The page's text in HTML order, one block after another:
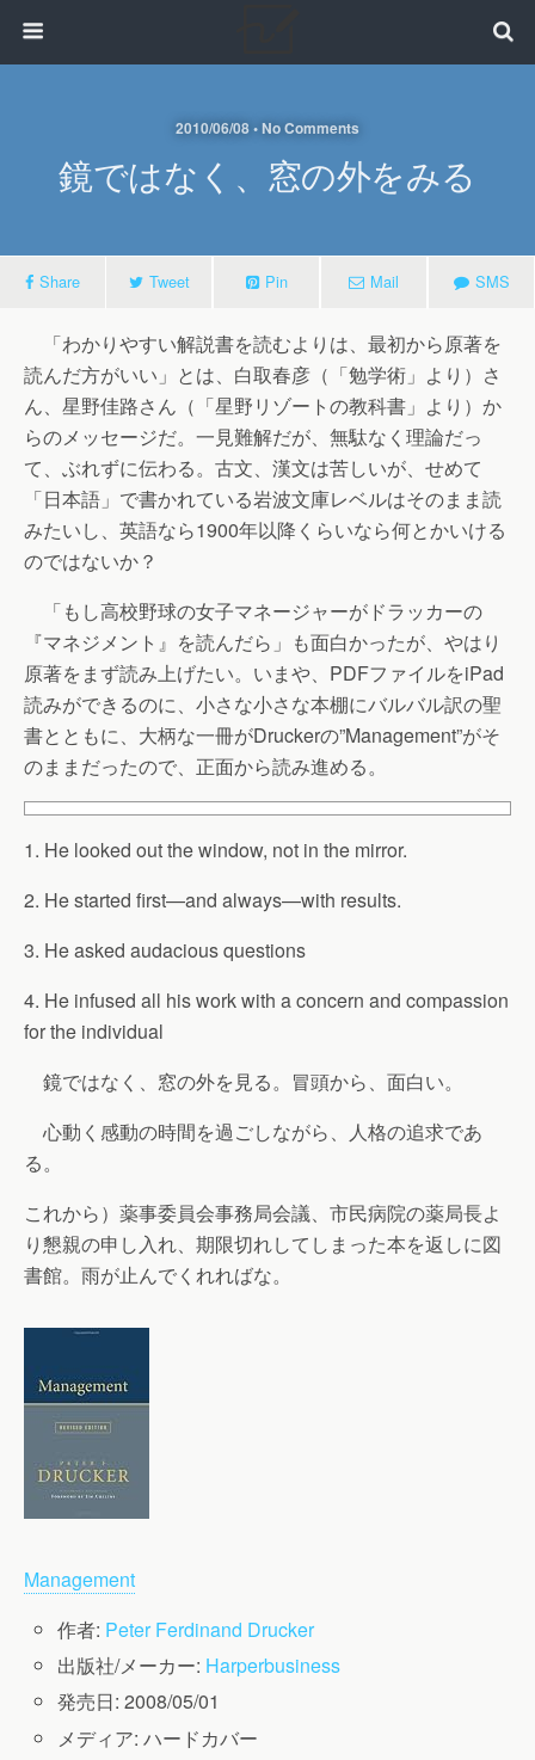
2010/06/08 • No Comments
鏡ではなく、窓の外をみる
Share Tweet Pin Mail SMS
「わかりやすい解説書を読むよりは、最初から原著を
読んだ方がいい」とは、白取春彦（「勉学術」より）さ
ん、星野佳路さん（「星野リゾートの教科書」より）か
らのメッセージだ。一見難解だが、無駄なく理論だっ
て、ぶれずに伝わる。古文、漢文は苦しいが、せめて
「日本語」で書かれている岩波文庫レベルはそのまま読
みたいし、英語なら1900年以降くらいなら何とかいける
のではないか？
「もし高校野球の女子マネージャーがドラッカーの
『マネジメント』を読んだら」も面白かったが、やはり
原著をまず読み上げたい。いまや、PDFファイルをiPad
読みができるのに、小さな小さな本棚にバルバル訳の聖
書とともに、大柄な一冊がDruckerの”Management”がそ
のままだったので、正面から読み進める。
1. He looked out the window, not in the mirror.
2. He started first—and always—with results.
3. He asked audacious questions
4. He infused all his work with a concern and compassion
for the individual
鏡ではなく、窓の外を見る。冒頭から、面白い。
心動く感動の時間を過ごしながら、人格の追求であ
る。
これから）薬事委員会事務局会議、市民病院の薬局長よ
り懇親の申し入れ、期限切れしてしまった本を返しに図
書館。雨が止んでくれればな。
Management
作者: Peter Ferdinand Drucker
出版社/メーカー: Harperbusiness
発売日: 2008/05/01
メディア: ハードカバー